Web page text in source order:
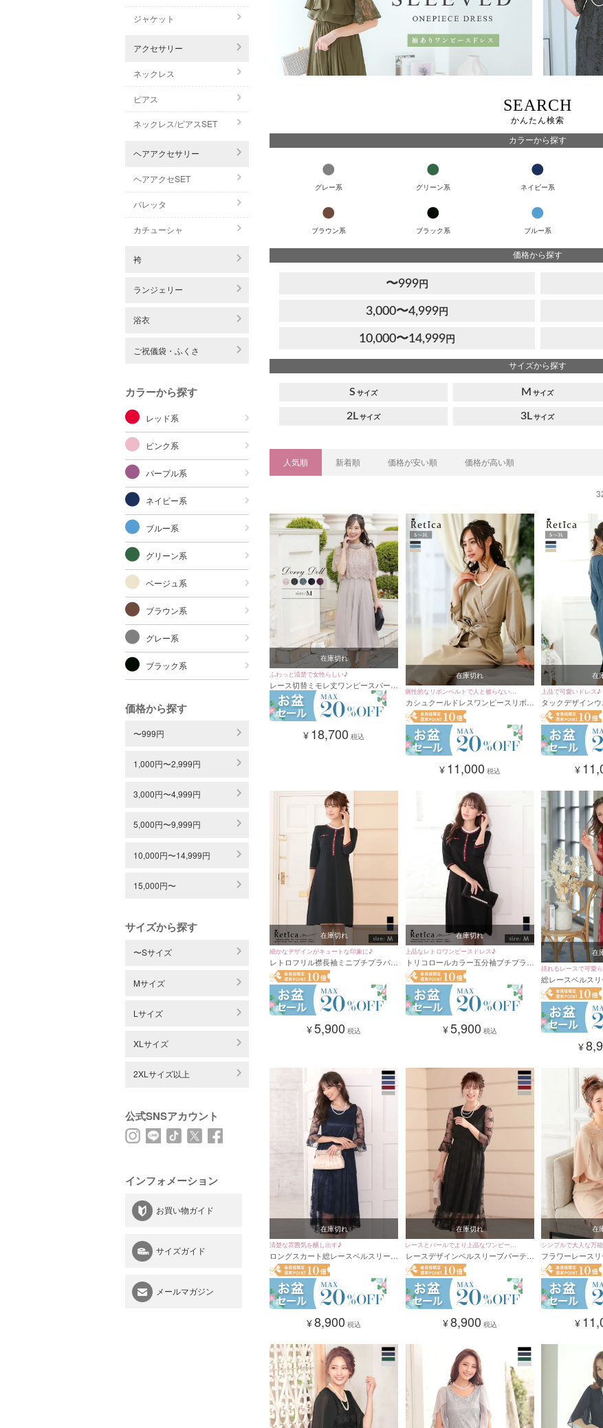
ジャケット
アクセサリー
ネックレス
ピアス
ネックレス/ピアスSET
ヘアアクセサリー
ヘアアクセSET
バレッタ
カチューシャ
袴
ランジェリー
浴衣
ご祝儀袋・ふくさ
カラーから探す
レッド系
ピンク系
パープル系
ネイビー系
ブルー系
グリーン系
ベージュ系
ブラウン系
グレー系
ブラック系
価格から探す
〜999円
1,000円〜2,999円
3,000円〜4,999円
5,000円〜9,999円
10,000円〜14,999円
15,000円〜
サイズから探す
〜Sサイズ
Mサイズ
Lサイズ
XLサイズ
2XLサイズ以上
公式SNSアカウント
インフォメーション
お買い物ガイド
サイズガイド
メールマガジン
SEARCH
かんたん検索
カラーから探す
グレー系 グリーン系 ネイビー系
ブラウン系 ブラック系 ブルー系
価格から探す
〜999 円
3,000〜4,999 円
10,000〜14,999 円
サイズから探す
S M
2L 3L
人気順 新着順 価格が安い順 価格が高い順
在庫切れ
ふわっと清楚で女性らしい♪
レース切替ミモレ丈ワンピースパーテ
ィードレス (Mサイズ) [DorryDoll/ドリ
ードール]
¥ 18,700 税込
在庫切れ
個性的なリボンベルトで人と被らないデ
ザイン☆
カシュクールドレスワンピースリボン
ベルト付きパーティードレス (Sサイ
ズ～XXLサイズ)
¥ 11,000 税込
在
上品で可愛いドレス♪
タックデザインウ
膝下丈パーティー
XXLサイズ)
¥
在庫切れ
細かなデザインがキュートな印象に♪
レトロフリル襟長袖ミニプチプラパー
ティードレス (Mサイズ)
¥5,900 税込
在庫切れ
上品なレトロワンピースドレス♪
トリコロールカラー五分袖プチプラパ
ーティードレス (Mサイズ)
¥5,900 税込
在
揺れるレースで可愛
総レースベルスリ
ートパーティード
XXLサイズ) [パー
¥
在庫切れ
清楚な雰囲気を醸し出す♪
ロングスカート総レースベルスリーブ
パーティードレス (Sサイズ～XXLサ
イズ) [パールネックレス付き]
¥8,900 税込
在庫切れ
レースとパールでより上品なワンピース
ドレス♪
レースデザインベルスリーブパーティ
ードレス (Sサイズ～XXLサイズ) [パー
ルネックレス付き]
¥8,900 税込
在
シンプルで大人な万
フラワーレース
フレアミニパーテ
ズ～XXLサイズ)
¥